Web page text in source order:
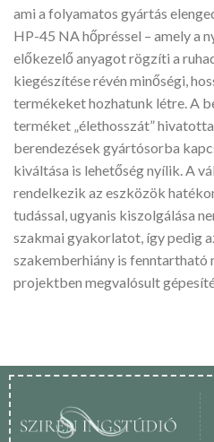
ami a folyamatos gyártás
HP-45 NA hőpréssel – amely a
előkezelő anyagot rögzíti a
kiegészítése révén minőségi,
termékeket hozhatunk létre. A
terméket „élethosszát”
berendezések gyártósorba
kiváltása is lehetőség nyílik. A
rendelkezik az eszközök
tudással, ugyanis kiszolgálása
szakmai gyakorlatot, így pedig
szakemberhiány is fenntartható
projektben megvalósult